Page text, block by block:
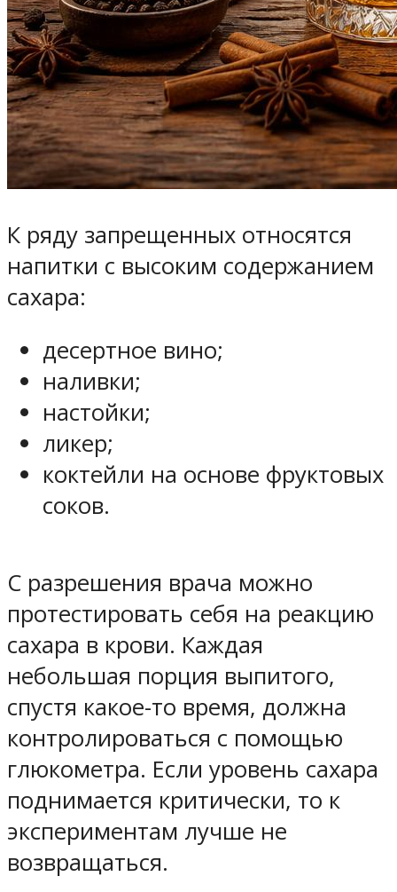
К ряду запрещенных относятся
напитки с высоким содержанием
сахара:
десертное вино;
наливки;
настойки;
ликер;
коктейли на основе фруктовых
соков.
С разрешения врача можно
протестировать себя на реакцию
сахара в крови. Каждая
небольшая порция выпитого,
спустя какое-то время, должна
контролироваться с помощью
глюкометра. Если уровень сахара
поднимается критически, то к
экспериментам лучше не
возвращаться.